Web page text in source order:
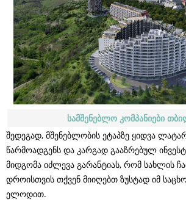
სამშენებლო კომპანიები
შედეგად, მშენებლობის ეტაპზე ყიდვა
წარმოადგენს და კარგად გააზრებულ
მიდგომა იძლევა გარანტიას, რომ სახლის
დროისთვის თქვენ მიიღებთ ზუსტად იმ
ელოდით.